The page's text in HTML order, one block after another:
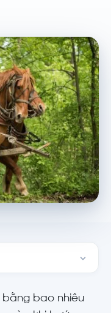
bằng bao nhiêu